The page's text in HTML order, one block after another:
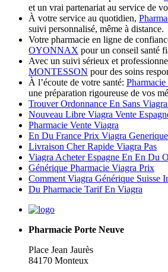
et un vrai partenariat au service de
À votre service au quotidien,
suivi personnalisé, même à distance.
Votre pharmacie en ligne de
OYONNAX pour un conseil santé
Avec un suivi sérieux et
MONTESSON pour des soins
À l’écoute de votre santé:
une préparation rigoureuse de vos
Trouver Ordonnance En Sans
Nouveau Libre Viagra Vente
Pharmacie Vente Viagra
En Du France Prix Viagra Generique
Livraison Cher Rapide Viagra Pas
Viagra Acheter Espagne En En Du
Générique Pharmacie Viagra Prix
Comment Viagra Générique Suisse
Du Pharmacie Tarif En Viagra
Pharmacie Porte Neuve
Place Jean Jaurès
84170 Monteux